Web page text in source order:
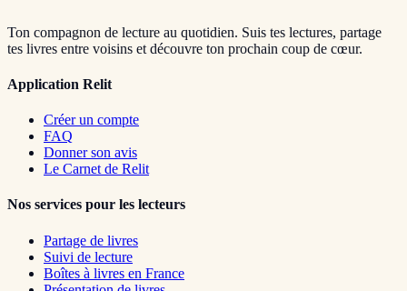
Ton compagnon de lecture au quotidien. Suis tes lectures, partage
tes livres entre voisins et découvre ton prochain coup de cœur.
Application Relit
Créer un compte
FAQ
Donner son avis
Le Carnet de Relit
Nos services pour les lecteurs
Partage de livres
Suivi de lecture
Boîtes à livres en France